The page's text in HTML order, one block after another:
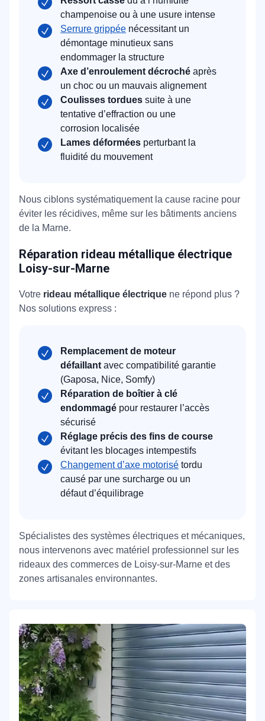
champenoise ou à une usure intense
Serrure grippée nécessitant un
démontage minutieux sans
endommager la structure
Axe d’enroulement décroché après
un choc ou un mauvais alignement
Coulisses tordues suite à une
tentative d’effraction ou une
corrosion localisée
Lames déformées perturbant la
fluidité du mouvement
Nous ciblons systématiquement la cause racine pour
éviter les récidives, même sur les bâtiments anciens
de la Marne.
Réparation rideau métallique électrique
Loisy-sur-Marne
Votre rideau métallique électrique ne répond plus ?
Nos solutions express :
Remplacement de moteur
défaillant avec compatibilité garantie
(Gaposa, Nice, Somfy)
Réparation de boîtier à clé
endommagé pour restaurer l’accès
sécurisé
Réglage précis des fins de course
évitant les blocages intempestifs
Changement d’axe motorisé tordu
causé par une surcharge ou un
défaut d’équilibrage
Spécialistes des systèmes électriques et mécaniques,
nous intervenons avec matériel professionnel sur les
rideaux des commerces de Loisy-sur-Marne et des
zones artisanales environnantes.